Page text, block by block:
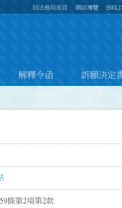
回法務局首頁 網站導覽
解釋令函 訴願決定
條第2項第2款